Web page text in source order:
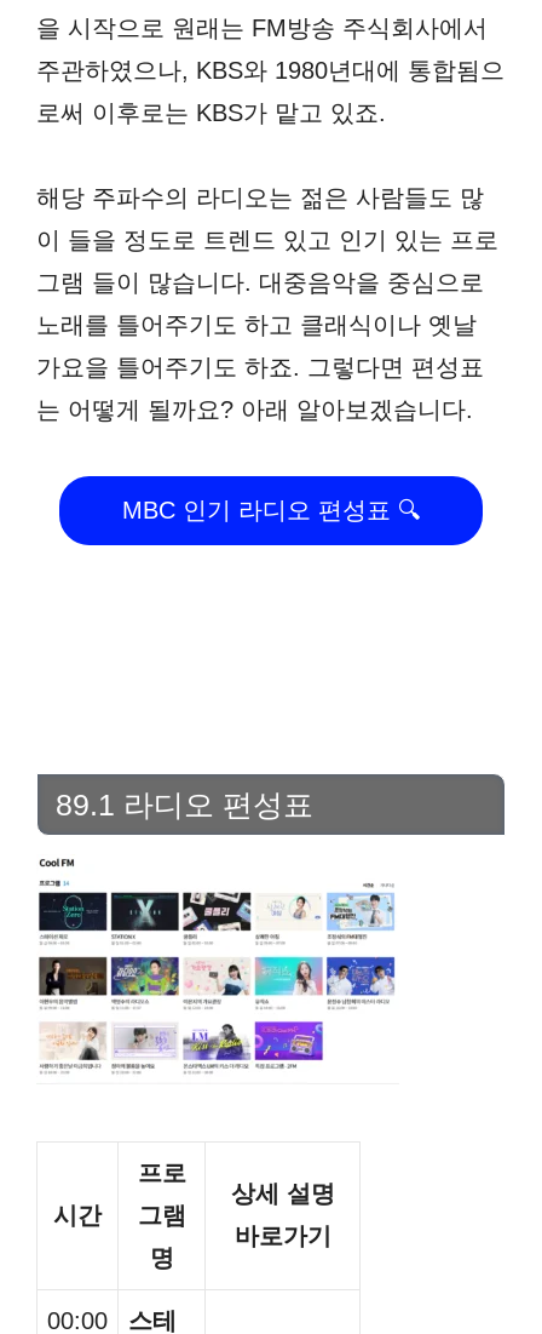
을 시작으로 원래는 FM방송 주식회사에서
주관하였으나, KBS와 1980년대에 통합됨으
로써 이후로는 KBS가 맡고 있죠.
해당 주파수의 라디오는 젊은 사람들도 많
이 들을 정도로 트렌드 있고 인기 있는 프로
그램 들이 많습니다. 대중음악을 중심으로
노래를 틀어주기도 하고 클래식이나 옛날
가요을 틀어주기도 하죠. 그렇다면 편성표
는 어떻게 될까요? 아래 알아보겠습니다.
MBC 인기 라디오 편성표 🔍
89.1 라디오 편성표
시간
프로
그램
명
상세 설명
바로가기
00:00
스테